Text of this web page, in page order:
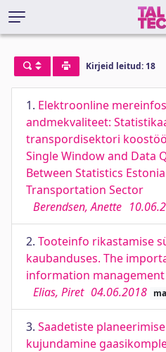
Kirjeid leitud: 18
1. Elektroonline
andmekvaliteet:
transpordisektori
Single Window and Data
Between Statistics
Transportation Sector
Berendsen, Anette
2. Tooteinfo rikastamise
kaubanduses. The
information
Elias, Piret 04.06.2018
3. Saadetiste
kujundamine